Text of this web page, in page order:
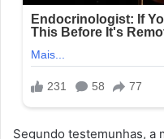
Segundo testemunhas, a